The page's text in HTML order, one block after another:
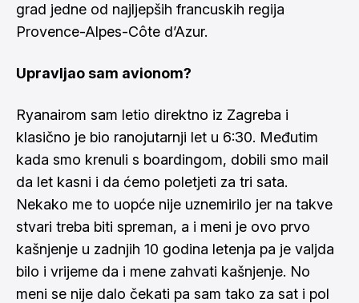
grad jedne od najljepših francuskih regija
Provence-Alpes-Côte d’Azur.
Upravljao sam avionom?
Ryanairom sam letio direktno iz Zagreba i
klasično je bio ranojutarnji let u 6:30. Međutim
kada smo krenuli s boardingom, dobili smo mail
da let kasni i da ćemo poletjeti za tri sata.
Nekako me to uopće nije uznemirilo jer na takve
stvari treba biti spreman, a i meni je ovo prvo
kašnjenje u zadnjih 10 godina letenja pa je valjda
bilo i vrijeme da i mene zahvati kašnjenje. No
meni se nije dalo čekati pa sam tako za sat i pol